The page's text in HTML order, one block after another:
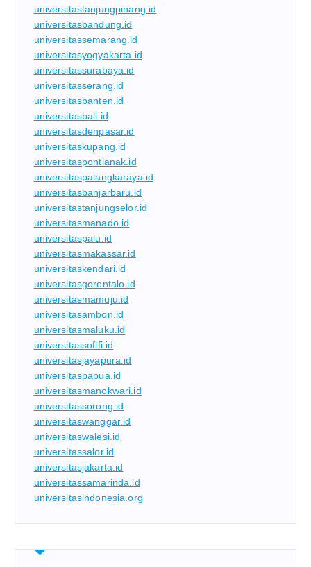
universitastanjungpinang.id
universitasbandung.id
universitassemarang.id
universitasyogyakarta.id
universitassurabaya.id
universitasserang.id
universitasbanten.id
universitasbali.id
universitasdenpasar.id
universitaskupang.id
universitaspontianak.id
universitaspalangkaraya.id
universitasbanjarbaru.id
universitastanjungselor.id
universitasmanado.id
universitaspalu.id
universitasmakassar.id
universitaskendari.id
universitasgorontalo.id
universitasmamuju.id
universitasambon.id
universitasmaluku.id
universitassofifi.id
universitasjayapura.id
universitaspapua.id
universitasmanokwari.id
universitassorong.id
universitaswanggar.id
universitaswalesi.id
universitassalor.id
universitasjakarta.id
universitassamarinda.id
universitasindonesia.org